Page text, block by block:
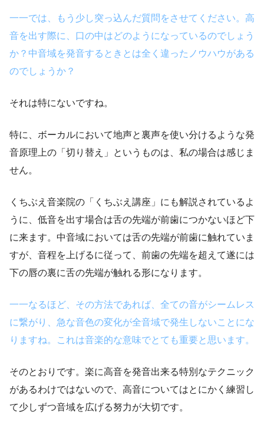
一一では、もう少し突っ込んだ質問をさせてください。高
音を出す際に、口の中はどのようになっているのでしょう
か？ 中音域を発音するときとは全く違ったノウハウがある
のでしょうか？
それは特にないですね。
特に、ボーカルにおいて地声と裏声を使い分けるような発
音原理上の「切り替え」というものは、私の場合は感じま
せん。
くちぶえ音楽院の「くちぶえ講座」にも解説されているよ
うに、低音を出す場合は舌の先端が前歯につかないほど下
に来ます。中音域においては舌の先端が前歯に触れていま
すが、音程を上げるに従って、前歯の先端を超えて遂には
下の唇の裏に舌の先端が触れる形になります。
一一なるほど、その方法であれば、全ての音がシームレス
に繋がり、急な音色の変化が全音域で発生しないことにな
りますね。これは音楽的な意味でとても重要と思います。
そのとおりです。楽に高音を発音出来る特別なテクニック
があるわけではないので、高音についてはとにかく練習し
て少しずつ音域を広げる努力が大切です。